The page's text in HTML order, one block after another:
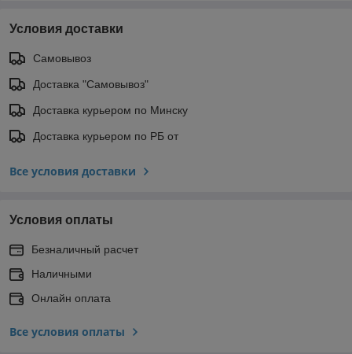
Условия доставки
Самовывоз
Доставка "Самовывоз"
Доставка курьером по Минску
Доставка курьером по РБ от
Все условия доставки
Условия оплаты
Безналичный расчет
Наличными
Онлайн оплата
Все условия оплаты